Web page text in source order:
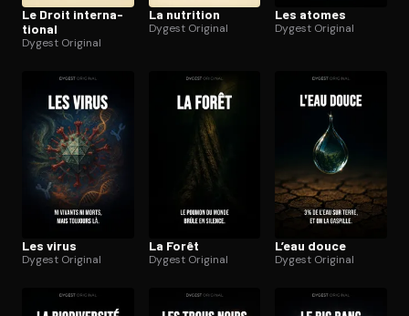
Le Droit in­ter­na­
tio­nal
Dygest Original
La nutrition
Dygest Original
Les atomes
Dygest Original
Les virus
Dygest Original
La Forêt
Dygest Original
L’eau douce
Dygest Original